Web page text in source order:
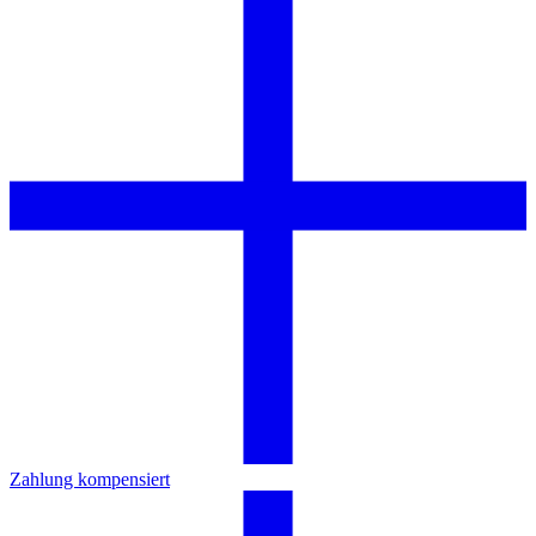
Zahlung kompensiert